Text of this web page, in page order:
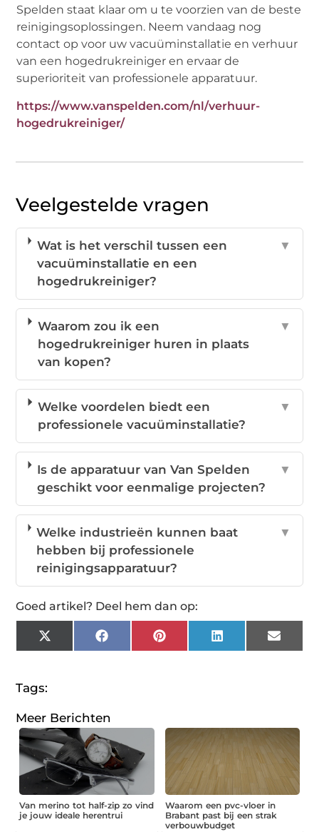
Spelden staat klaar om u te voorzien van de beste
reinigingsoplossingen. Neem vandaag nog
contact op voor uw vacuüminstallatie en verhuur
van een hogedrukreiniger en ervaar de
superioriteit van professionele apparatuur.
https://www.vanspelden.com/nl/verhuur-
hogedrukreiniger/
Veelgestelde vragen
Wat is het verschil tussen een
vacuüminstallatie en een
hogedrukreiniger?
▼
Waarom zou ik een
hogedrukreiniger huren in plaats
van kopen?
▼
Welke voordelen biedt een
professionele vacuüminstallatie?
▼
Is de apparatuur van Van Spelden
geschikt voor eenmalige projecten?
▼
Welke industrieën kunnen baat
hebben bij professionele
reinigingsapparatuur?
▼
Goed artikel? Deel hem dan op:
X
(Twitter)
FacebookPinterestLinkedInEmail
Tags:
Meer Berichten
Van merino tot half-zip zo vind
je jouw ideale herentrui
Waarom een pvc-vloer in
Brabant past bij een strak
verbouwbudget